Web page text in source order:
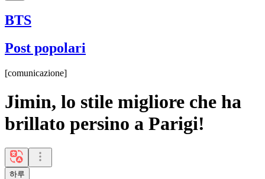
BTS
Post popolari
[comunicazione]
Jimin, lo stile migliore che ha
brillato persino a Parigi!
하루